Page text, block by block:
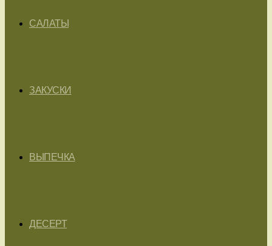
САЛАТЫ
ЗАКУСКИ
ВЫПЕЧКА
ДЕСЕРТ